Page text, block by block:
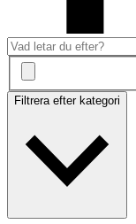
Filtrera efter kategori